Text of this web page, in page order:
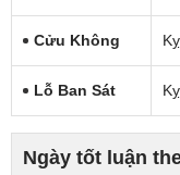
Cửu Không
Lỗ Ban Sát
Ngày tốt luận